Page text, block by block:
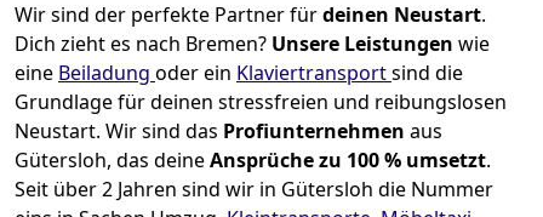
Wir sind der perfekte Partner fürdeinen Neustart.
Dich zieht es nach Bremen? Unsere Leistungen wie
eine Beiladung oder ein Klaviertransportsind die
Grundlage für deinen stressfreien und reibungslosen
Neustart. Wir sind das Profiunternehmen aus
Gütersloh, das deineAnsprüche zu 100 % umsetzt.
Seit über 2 Jahren sind wir in Gütersloh die Nummer